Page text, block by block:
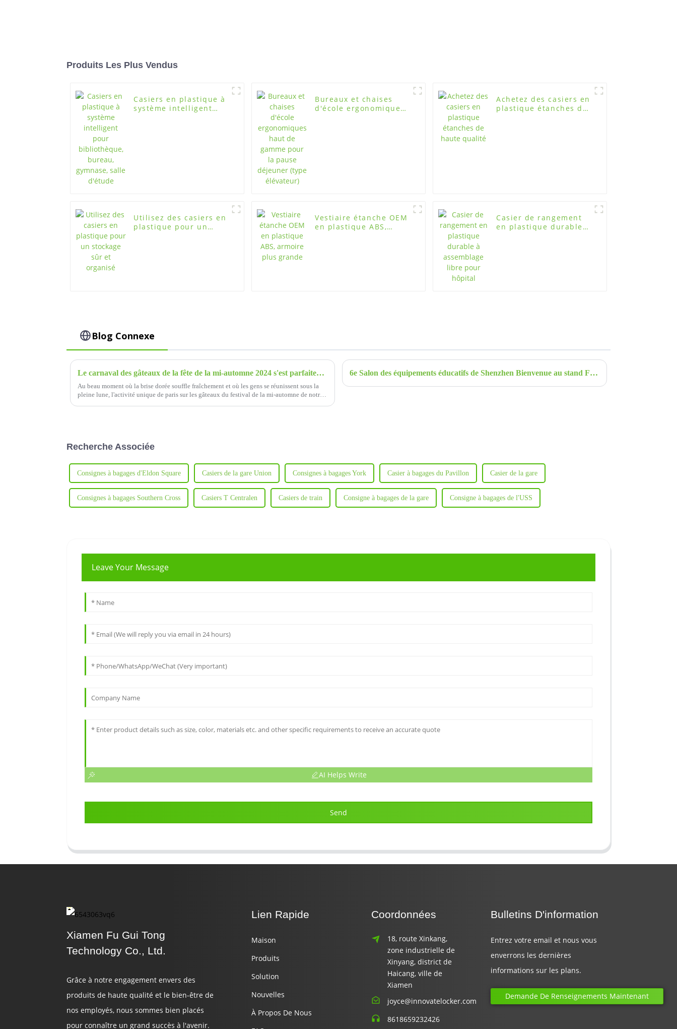
Produits Les Plus Vendus
Casiers en plastique à
système intelligent
Bureaux et chaises
d'école ergonomiques
Achetez des casiers en
plastique étanches de
Utilisez des casiers en
plastique pour un
Vestiaire étanche OEM
en plastique ABS,
Casier de rangement
en plastique durable à
Blog Connexe
Le carnaval des gâteaux de la fête de la mi-automne 2024 s'est parfaitement terminé - Xiamen Fuguitong-easylocker
Au beau moment où la brise dorée souffle fraîchement et où les gens se réunissent sous la
pleine lune, l'activité unique de paris sur les gâteaux du festival de la mi-automne de notre
6e Salon des équipements éducatifs de Shenzhen Bienvenue au stand Fuguitong : 7A008
Recherche Associée
Consignes à bagages d'Eldon Square Casiers de la gare Union Consignes à bagages York Casier à bagages du Pavillon Casier de la gare
Consignes à bagages Southern Cross Casiers T Centralen Casiers de train Consigne à bagages de la gare Consigne à bagages de l'USS
Leave Your Message
AI Helps Write
Send
Xiamen Fu Gui Tong
Technology Co., Ltd.
Grâce à notre engagement envers des
produits de haute qualité et le bien-être de
nos employés, nous sommes bien placés
pour connaître un grand succès à l'avenir.
Lien Rapide
Maison
Produits
Solution
Nouvelles
À Propos De Nous
Coordonnées
18, route Xinkang,
zone industrielle de
Xinyang, district de
Haicang, ville de
Xiamen
joyce@innovatelocker.com
8618659232426
Bulletins D'information
Entrez votre email et nous vous
enverrons les dernières
informations sur les plans.
Demande De Renseignements Maintenant